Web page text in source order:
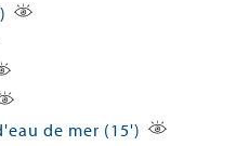
de mer (15')